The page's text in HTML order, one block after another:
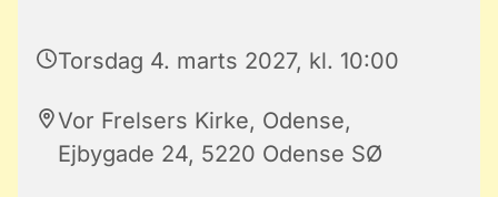
Torsdag 4. marts 2027, kl. 10:00
Vor Frelsers Kirke, Odense,
Ejbygade 24, 5220 Odense SØ